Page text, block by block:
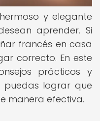
y elegante
aprender. Si
francés en casa
correcto. En este
prácticos y
puedas lograr que
manera efectiva.